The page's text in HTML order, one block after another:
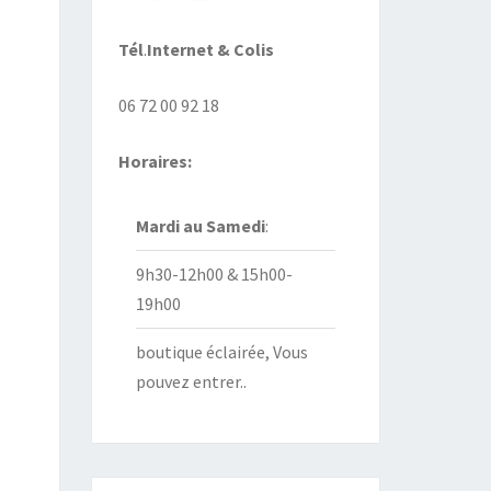
Tél.Internet & Colis
06 72 00 92 18
Horaires:
Mardi au Samedi:
9h30-12h00 & 15h00-
19h00
boutique éclairée, Vous
pouvez entrer..